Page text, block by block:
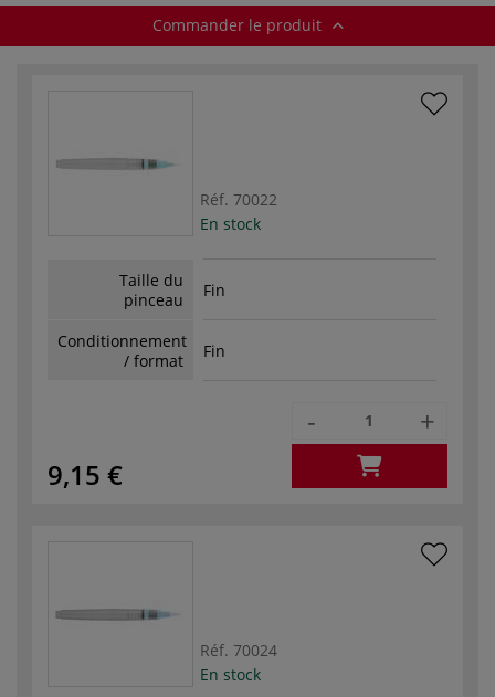
Commander le produit
Réf. 70022
En stock
Taille du
pinceau
Fin
Conditionnement
/ format
Fin
9,15 €
- +
Réf. 70024
En stock